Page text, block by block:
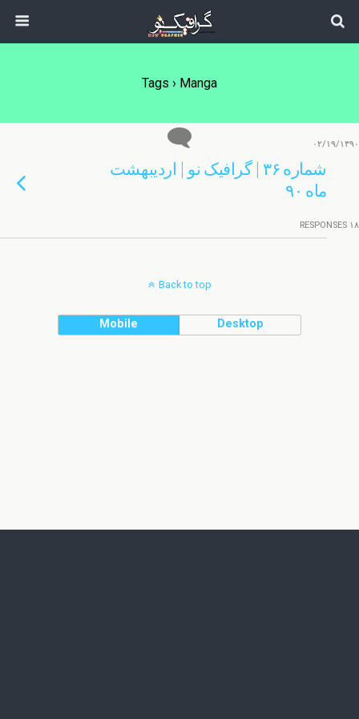
Tags › Manga
۰۲/۱۹/۱۳۹۰
شماره ۳۶ | گرافیک نو | اردیبهشت
ماه ۹۰
۱۸ RESPONSES
Back to top
Mobile Desktop